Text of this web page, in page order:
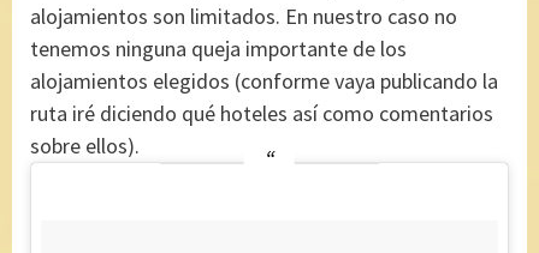
alojamientos son limitados. En nuestro caso no
tenemos ninguna queja importante de los
alojamientos elegidos (conforme vaya publicando la
ruta iré diciendo qué hoteles así como comentarios
sobre ellos).